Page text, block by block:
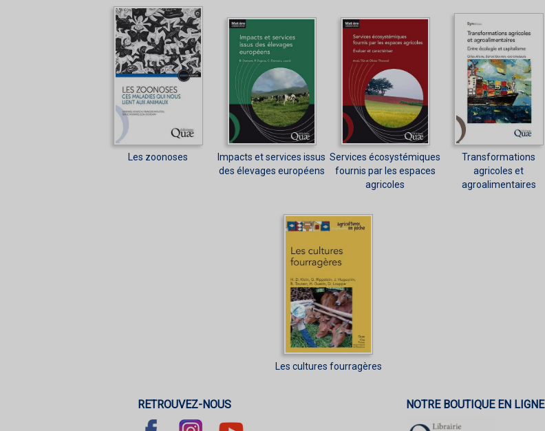
Les zoonoses
Impacts et services issus
des élevages européens
Services écosystémiques
fournis par les espaces
agricoles
Transformations
agricoles et
agroalimentaires
Les cultures fourragères
RETROUVEZ-NOUS NOTRE BOUTIQUE EN LIGNE